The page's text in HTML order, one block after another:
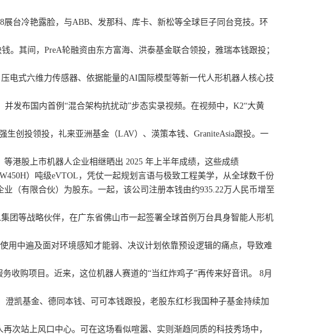
台冷艳露脸，与ABB、发那科、库卡、新松等全球巨子同台竞技。环
其间，PreA轮融资由东方富海、洪泰基金联合领投，雅瑞本钱跟投；
式六维力传感器、依据能量的AI国际模型等新一代人形机器人核心技
发布国内首例“混合架构抗扰动”步态实录视频。在视频中，K2“大黄
创投领投，礼来亚洲基金（LAV）、渶策本钱、GraniteAsia跟投。一
港股上市机器人企业相继晒出 2025 年上半年成绩，这些成绩
）吨级eVTOL，凭仗一起规划言语与极致工程美学，从全球数千份
有限合伙）为股东。一起，该公司注册本钱由约935.22万人民币增至
等战略伙伴，在广东省佛山市一起签署全球首例万台具身智能人形机
中遍及面对环境感知才能弱、决议计划依靠预设逻辑的痛点，导致难
购项目。近来，这位机器人赛道的“当红炸鸡子”再传来好音讯。 8月
凯基金、德同本钱、可可本钱跟投，老股东红杉我国种子基金持续加
站上风口中心。可在这场看似喧嚣、实则渐趋同质的科技秀场中，